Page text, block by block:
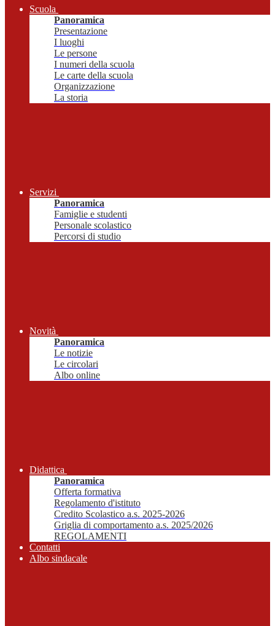
Scuola
Panoramica
Presentazione
I luoghi
Le persone
I numeri della scuola
Le carte della scuola
Organizzazione
La storia
Servizi
Panoramica
Famiglie e studenti
Personale scolastico
Percorsi di studio
Novità
Panoramica
Le notizie
Le circolari
Albo online
Didattica
Panoramica
Offerta formativa
Regolamento d'istituto
Credito Scolastico a.s. 2025-2026
Griglia di comportamento a.s. 2025/2026
REGOLAMENTI
Contatti
Albo sindacale